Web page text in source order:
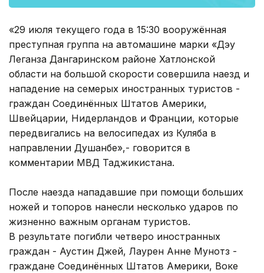
«29 июля текущего года в 15:30 вооружённая
преступная группа на автомашине марки «Дэу
Леганза Дангаринском районе Хатлонской
области на большой скорости совершила наезд и
нападение на семерых иностранных туристов -
граждан Соединённых Штатов Америки,
Швейцарии, Нидерландов и Франции, которые
передвигались на велосипедах из Куляба в
направлении Душанбе»,- говорится в
комментарии МВД Таджикистана.
После наезда нападавшие при помощи больших
ножей и топоров нанесли несколько ударов по
жизненно важным органам туристов.
В результате погибли четверо иностранных
граждан - Аустин Джей, Лаурен Анне Мунотз -
граждане Соединённых Штатов Америки, Воке